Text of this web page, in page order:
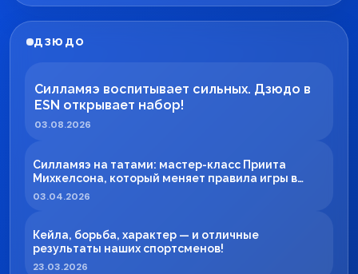
ДЗЮДО
Силламяэ воспитывает сильных. Дзюдо в
ESN открывает набор!
03.08.2026
Силламяэ на татами: мастер-класс Приита
Михкелсона, который меняет правила игры в
регионе
03.04.2026
Кейла, борьба, характер — и отличные
результаты наших спортсменов!
23.03.2026